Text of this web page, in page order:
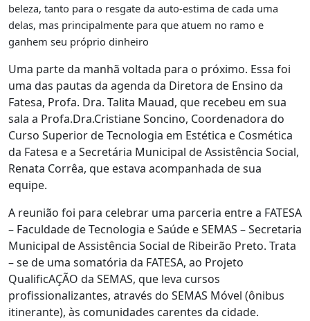
beleza, tanto para o resgate da auto-estima de cada uma
delas, mas principalmente para que atuem no ramo e
ganhem seu próprio dinheiro
Uma parte da manhã voltada para o próximo. Essa foi
uma das pautas da agenda da Diretora de Ensino da
Fatesa, Profa. Dra. Talita Mauad, que recebeu em sua
sala a Profa.Dra.Cristiane Soncino, Coordenadora do
Curso Superior de Tecnologia em Estética e Cosmética
da Fatesa e a Secretária Municipal de Assistência Social,
Renata Corrêa, que estava acompanhada de sua
equipe.
A reunião foi para celebrar uma parceria entre a FATESA
– Faculdade de Tecnologia e Saúde e SEMAS – Secretaria
Municipal de Assistência Social de Ribeirão Preto. Trata
– se de uma somatória da FATESA, ao Projeto
QualificAÇÃO da SEMAS, que leva cursos
profissionalizantes, através do SEMAS Móvel (ônibus
itinerante), às comunidades carentes da cidade.